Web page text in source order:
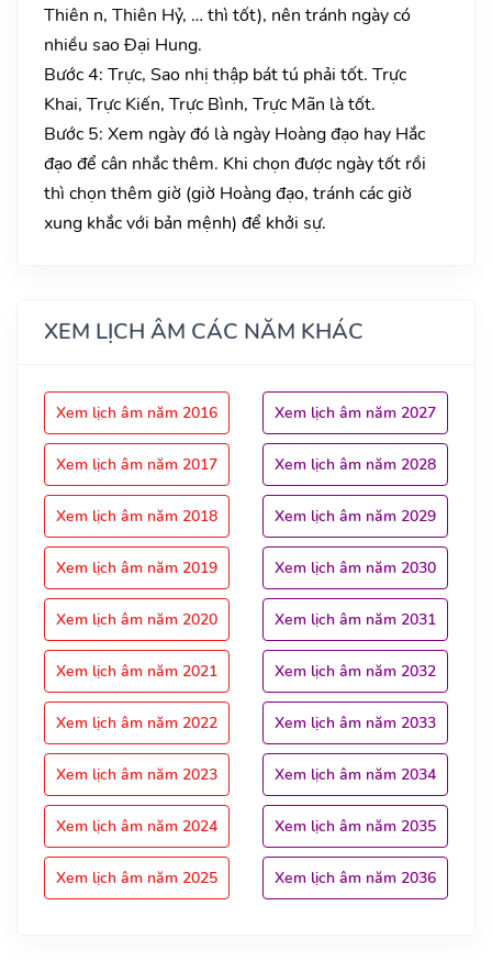
Thiên n, Thiên Hỷ, … thì tốt), nên tránh ngày có
nhiều sao Đại Hung.
Bước 4: Trực, Sao nhị thập bát tú phải tốt. Trực
Khai, Trực Kiến, Trực Bình, Trực Mãn là tốt.
Bước 5: Xem ngày đó là ngày Hoàng đạo hay Hắc
đạo để cân nhắc thêm. Khi chọn được ngày tốt rồi
thì chọn thêm giờ (giờ Hoàng đạo, tránh các giờ
xung khắc với bản mệnh) để khởi sự.
XEM LỊCH ÂM CÁC NĂM KHÁC
Xem lịch âm năm 2016
Xem lịch âm năm 2017
Xem lịch âm năm 2018
Xem lịch âm năm 2019
Xem lịch âm năm 2020
Xem lịch âm năm 2021
Xem lịch âm năm 2022
Xem lịch âm năm 2023
Xem lịch âm năm 2024
Xem lịch âm năm 2025
Xem lịch âm năm 2027
Xem lịch âm năm 2028
Xem lịch âm năm 2029
Xem lịch âm năm 2030
Xem lịch âm năm 2031
Xem lịch âm năm 2032
Xem lịch âm năm 2033
Xem lịch âm năm 2034
Xem lịch âm năm 2035
Xem lịch âm năm 2036